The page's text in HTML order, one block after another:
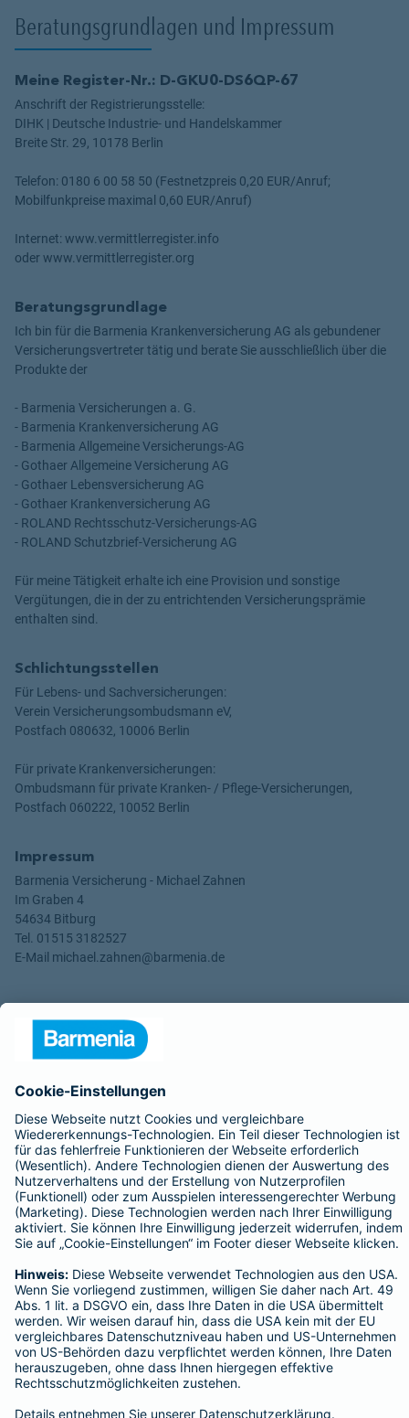
Beratungsgrundlagen und Impressum
Meine Register-Nr.: D-GKU0-DS6QP-67
Anschrift der Registrierungsstelle:
DIHK | Deutsche Industrie- und Handelskammer
Breite Str. 29, 10178 Berlin
Telefon: 0180 6 00 58 50 (Festnetzpreis 0,20 EUR/Anruf;
Mobilfunkpreise maximal 0,60 EUR/Anruf)
Internet: www.vermittlerregister.info
oder www.vermittlerregister.org
Beratungsgrundlage
Ich bin für die Barmenia Krankenversicherung AG als gebundener
Versicherungsvertreter tätig und berate Sie ausschließlich über die
Produkte der
- Barmenia Versicherungen a. G.
- Barmenia Krankenversicherung AG
- Barmenia Allgemeine Versicherungs-AG
- Gothaer Allgemeine Versicherung AG
- Gothaer Lebensversicherung AG
- Gothaer Krankenversicherung AG
- ROLAND Rechtsschutz-Versicherungs-AG
- ROLAND Schutzbrief-Versicherung AG
Für meine Tätigkeit erhalte ich eine Provision und sonstige
Vergütungen, die in der zu entrichtenden Versicherungsprämie
enthalten sind.
Schlichtungsstellen
Für Lebens- und Sachversicherungen:
Verein Versicherungsombudsmann eV,
Postfach 080632, 10006 Berlin
Für private Krankenversicherungen:
Ombudsmann für private Kranken- / Pflege-Versicherungen,
Postfach 060222, 10052 Berlin
Impressum
Barmenia Versicherung - Michael Zahnen
Im Graben 4
54634 Bitburg
Tel. 01515 3182527
E-Mail michael.zahnen@barmenia.de
Datenschutzhinweise für Social-Media-
Facebook
Instagram
LinkedIn
Datenschutz Impressum/Rechtshinweise
Barrierefreiheit
Datenschutz-Einstellungen
Vertrag widerrufen Link Opens in New Tab